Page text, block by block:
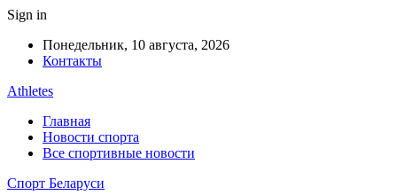
Sign in
Понедельник, 10 августа, 2026
Контакты
Athletes
Главная
Новости спорта
Все спортивные новости
Спорт Беларуси